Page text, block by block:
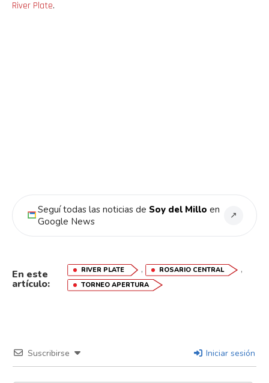
River Plate.
Seguí todas las noticias de Soy del Millo en
Google News
↗
En este
artículo:
RIVER PLATE , ROSARIO CENTRAL ,
TORNEO APERTURA
Suscribirse Iniciar sesión